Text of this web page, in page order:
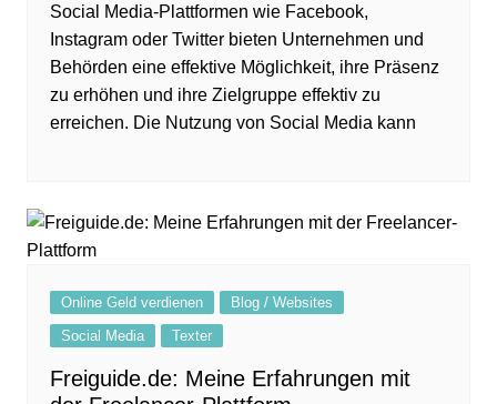
Social Media-Plattformen wie Facebook,
Instagram oder Twitter bieten Unternehmen und
Behörden eine effektive Möglichkeit, ihre Präsenz
zu erhöhen und ihre Zielgruppe effektiv zu
erreichen. Die Nutzung von Social Media kann
Online Geld verdienen
Blog / Websites
Social Media
Texter
Freiguide.de: Meine Erfahrungen mit